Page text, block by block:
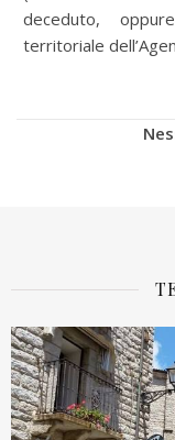
deceduto,
territoriale